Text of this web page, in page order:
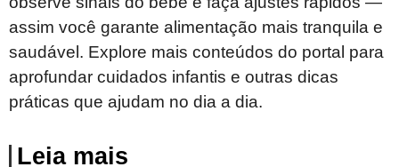
assim você garante alimentação mais tranquila e
saudável. Explore mais conteúdos do portal para
aprofundar cuidados infantis e outras dicas
práticas que ajudam no dia a dia.
Leia mais